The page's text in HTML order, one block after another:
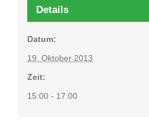
Details
Datum:
19. Oktober 2013
Zeit:
15:00 - 17:00